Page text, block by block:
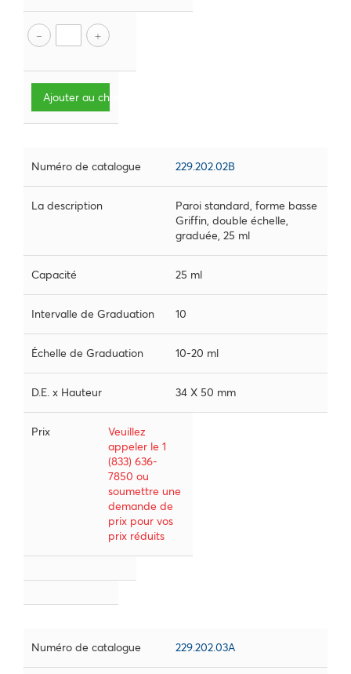
Ajouter au chariot
Numéro de catalogue 229.202.02B
La description
Paroi standard, forme basse
Griffin, double échelle,
graduée, 25 ml
Capacité 25 ml
Intervalle de Graduation 10
Échelle de Graduation 10-20 ml
D.E. x Hauteur 34 X 50 mm
Prix
Veuillez
appeler le 1
(833) 636-
7850 ou
soumettre une
demande de
prix pour vos
prix réduits
Numéro de catalogue 229.202.03A